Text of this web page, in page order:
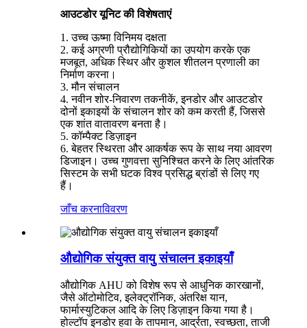
आउटडोर यूनिट की विशेषताएं
1. उच्च ऊष्मा विनिमय दक्षता
2. कई अग्रणी प्रौद्योगिकियों का उपयोग करके एक
मजबूत, अधिक स्थिर और कुशल शीतलन प्रणाली का
निर्माण करना।
3. मौन संचालन
4. नवीन शोर-निवारण तकनीकें, इनडोर और आउटडोर
दोनों इकाइयों के संचालन शोर को कम करती हैं, जिससे
एक शांत वातावरण बनता है।
5. कॉम्पैक्ट डिज़ाइन
6. बेहतर स्थिरता और आकर्षक रूप के साथ नया आवरण
डिजाइन। उच्च गुणवत्ता सुनिश्चित करने के लिए आंतरिक
सिस्टम के सभी घटक विश्व प्रसिद्ध ब्रांडों से लिए गए
हैं।
जाँच करनाविवरण
औद्योगिक संयुक्त वायु संचालन इकाइयाँ
औद्योगिक AHU को विशेष रूप से आधुनिक कारखानों,
जैसे ऑटोमोटिव, इलेक्ट्रॉनिक, अंतरिक्ष यान,
फार्मास्युटिकल आदि के लिए डिज़ाइन किया गया है।
होल्टॉप इनडोर हवा के तापमान, आर्द्रता, स्वच्छता, ताजी